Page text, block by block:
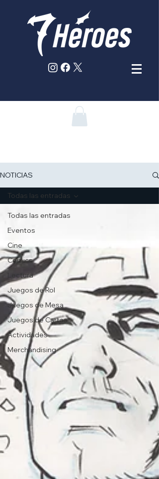
NOTICIAS
Todas las entradas
Eventos
Cine
Comics
Lectura
Juegos de Rol
Juegos de Mesa
Juegos de Cartas
Actividades
Merchandising
Todas las entradas